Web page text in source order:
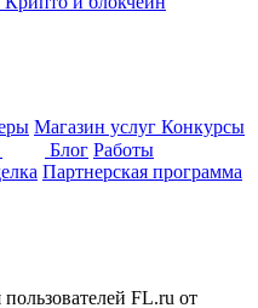
Магазин услуг Конкурсы
Блог Работы
Партнерская программа
FL.ru от